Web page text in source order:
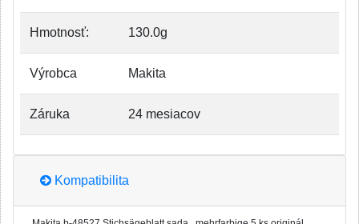
Hmotnosť: 130.0g
Výrobca Makita
Záruka 24 mesiacov
Kompatibilita